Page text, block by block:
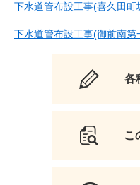
下水道管布設工事(喜久田町
下水道管布設工事(御前南第
各
こ